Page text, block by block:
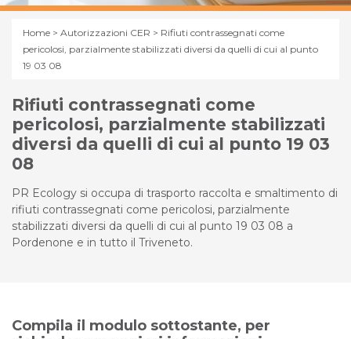
Home > Autorizzazioni CER > Rifiuti contrassegnati come
pericolosi, parzialmente stabilizzati diversi da quelli di cui al punto
19 03 08
Rifiuti contrassegnati come
pericolosi, parzialmente stabilizzati
diversi da quelli di cui al punto 19 03
08
PR Ecology si occupa di trasporto raccolta e smaltimento di
rifiuti contrassegnati come pericolosi, parzialmente
stabilizzati diversi da quelli di cui al punto 19 03 08 a
Pordenone e in tutto il Triveneto.
Compila il modulo sottostante, per